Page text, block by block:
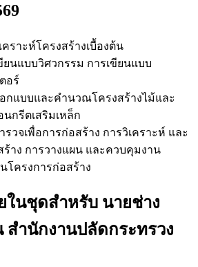
ราะห์โครงสร้างเบื้องต้น
ยนแบบวิศวกรรม การเขียนแบบ
อร์
กแบบและคำนวณโครงสร้างไม้และ
กรีตเสริมเหล็ก
รวจเพื่อการก่อสร้าง การวิเคราะห์ และ
าง การวางแผน และควบคุมงาน
โครงการก่อสร้าง
ในชุดสำหรับ นายช่าง
สำนักงานปลัดกระทรวง